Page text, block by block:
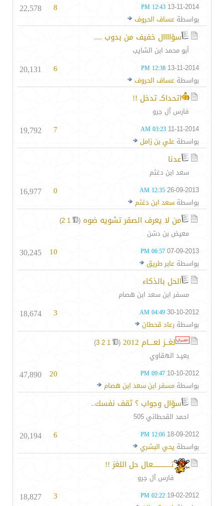
13-11-2014
12:43 PM
بواسطة عساف الحروف
8
22,578
سؤاااال خفيف من بدوب ....
أبو محمد ابن الشايب
13-11-2014
12:38 PM
بواسطة عساف الحروف
6
20,131
اتحداكـ تدخل !!
فارس آل جرو
11-11-2014
03:23 AM
بواسطة علي بن زامل
7
19,792
عدنا
سعد ابن دغثم
26-09-2013
12:35 AM
بواسطة سعد ابن دغثم
0
16,977
من لا يعرف الصقر تشويه ضوه (
1
2
)
معيض بن دشن
07-09-2013
06:57 PM
بواسطة عابر طريق
10
30,245
الحل بالذكاء
مسفر ابن سعد ابن هصام
30-10-2012
04:49 AM
بواسطة رعاد قحطان
3
18,674
لغــز لعـــام 2012 (
1
2
3
)
بعيـد الهقاوي
10-10-2012
09:47 PM
بواسطة مسفر ابن سعد ابن هصام
20
47,890
سؤال وجواب ؟ ثقف نفسك..
احمد القحطاني 505
18-09-2012
12:06 PM
بواسطة يحي البشري
6
20,194
تــــــــــــعال حل اللغز !!
فارس آل جرو
19-02-2012
02:22 PM
3
18,827